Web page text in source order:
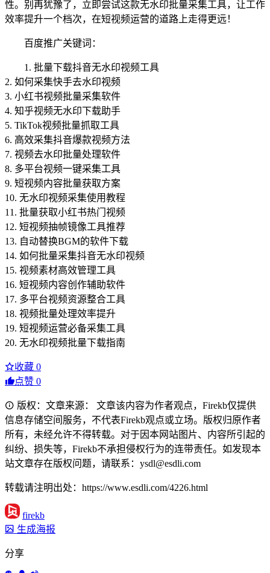
性。别再犹豫了，立即尝试这款无水印批量采集工具，让工作
效率提升一个档次，在短视频运营的道路上走得更远！
百度推广关键词：
1. 批量下载抖音无水印视频工具
2. 如何采集快手去水印视频
3. 小红书视频批量采集软件
4. 知乎视频无水印下载助手
5. TikTok视频批量抓取工具
6. 高效采集抖音爆款视频方法
7. 视频去水印批量处理软件
8. 多平台视频一键采集工具
9. 短视频内容批量获取方案
10. 无水印视频采集使用教程
11. 批量获取小红书热门视频
12. 短视频抽帧镜像工具推荐
13. 自动替换BGM的软件下载
14. 如何批量采集抖音无水印视频
15. 视频素材高效管理工具
16. 短视频内容创作辅助软件
17. 多平台视频资源整合工具
18. 视频批量处理效率提升
19. 短视频运营必备采集工具
20. 无水印视频批量下载指南
收藏 0
点赞 0
版权：文章来源： 文章该内容为作者观点，Firekb仅提供
信息存储空间服务，不代表Firekb观点或立场。版权归原作者
所有，未经允许不得转载。对于因本网站图片、内容所引起的
纠纷、损失等，Firekb不承担侵权行为的连带责任。如发现本
站文章存在版权问题，请联系：ysdl@esdli.com
转载请注明出处：https://www.esdli.com/4226.html
firekb
生成海报
分享